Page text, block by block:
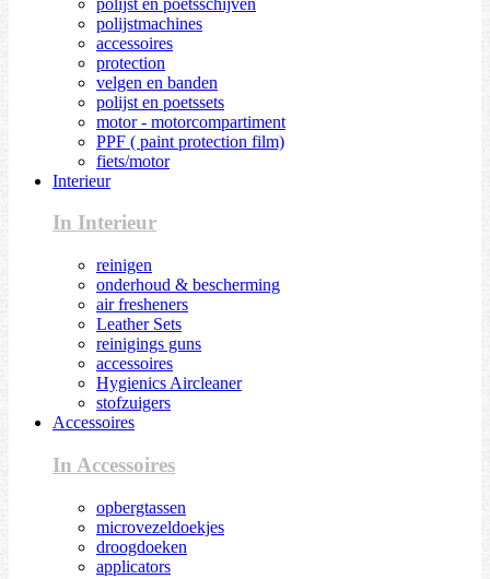
polijstmachines
accessoires
protection
velgen en banden
polijst en poetssets
motor - motorcompartiment
PPF ( paint protection film)
fiets/motor
Interieur
In Interieur
reinigen
onderhoud & bescherming
air fresheners
Leather Sets
reinigings guns
accessoires
Hygienics Aircleaner
stofzuigers
Accessoires
In Accessoires
opbergtassen
microvezeldoekjes
droogdoeken
applicators